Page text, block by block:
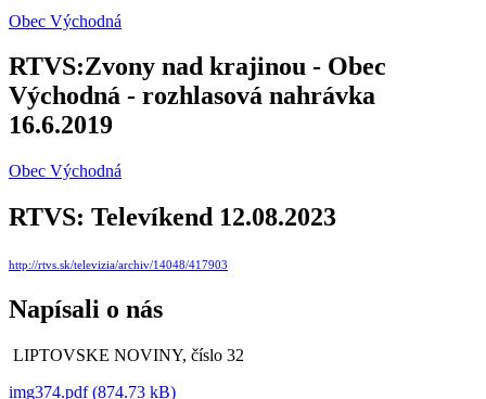
Obec Východná
RTVS:Zvony nad krajinou - Obec
Východná - rozhlasová nahrávka
16.6.2019
Obec Východná
RTVS: Televíkend 12.08.2023
http://rtvs.sk/televizia/archiv/14048/417903
Napísali o nás
LIPTOVSKE NOVINY, číslo 32
img374.pdf (874.73 kB)